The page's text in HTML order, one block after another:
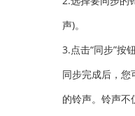
声)。
3.点击“同步”按
同步完成后，您
的铃声。铃声不